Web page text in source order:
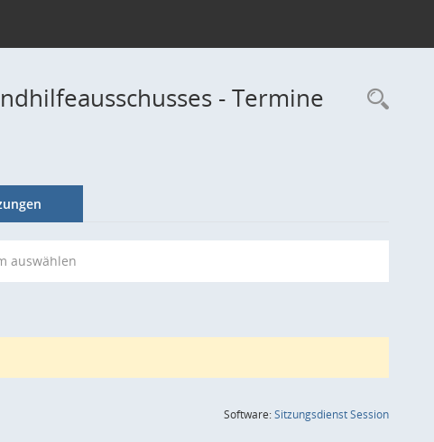
- Termine
auswählen
Software:SitzungsdienstSession(Wird in